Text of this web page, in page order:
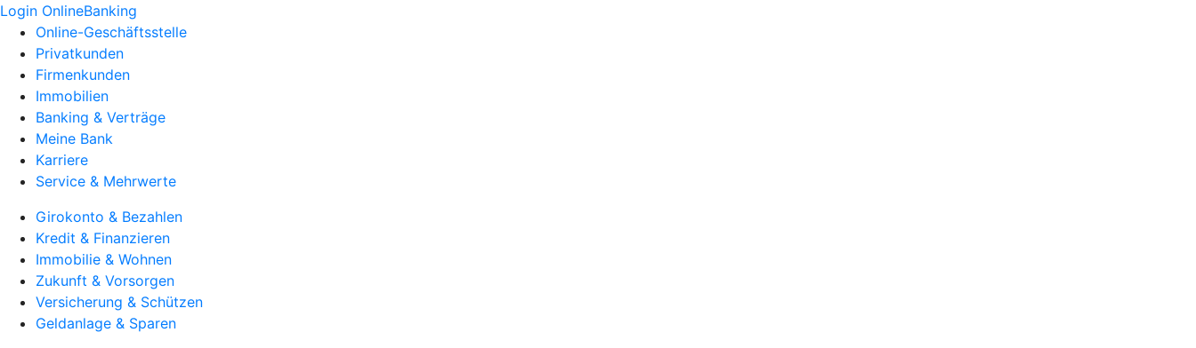
Login OnlineBanking
Online-Geschäftsstelle
Privatkunden
Firmenkunden
Immobilien
Banking & Verträge
Meine Bank
Karriere
Service & Mehrwerte
Girokonto & Bezahlen
Kredit & Finanzieren
Immobilie & Wohnen
Zukunft & Vorsorgen
Versicherung & Schützen
Geldanlage & Sparen